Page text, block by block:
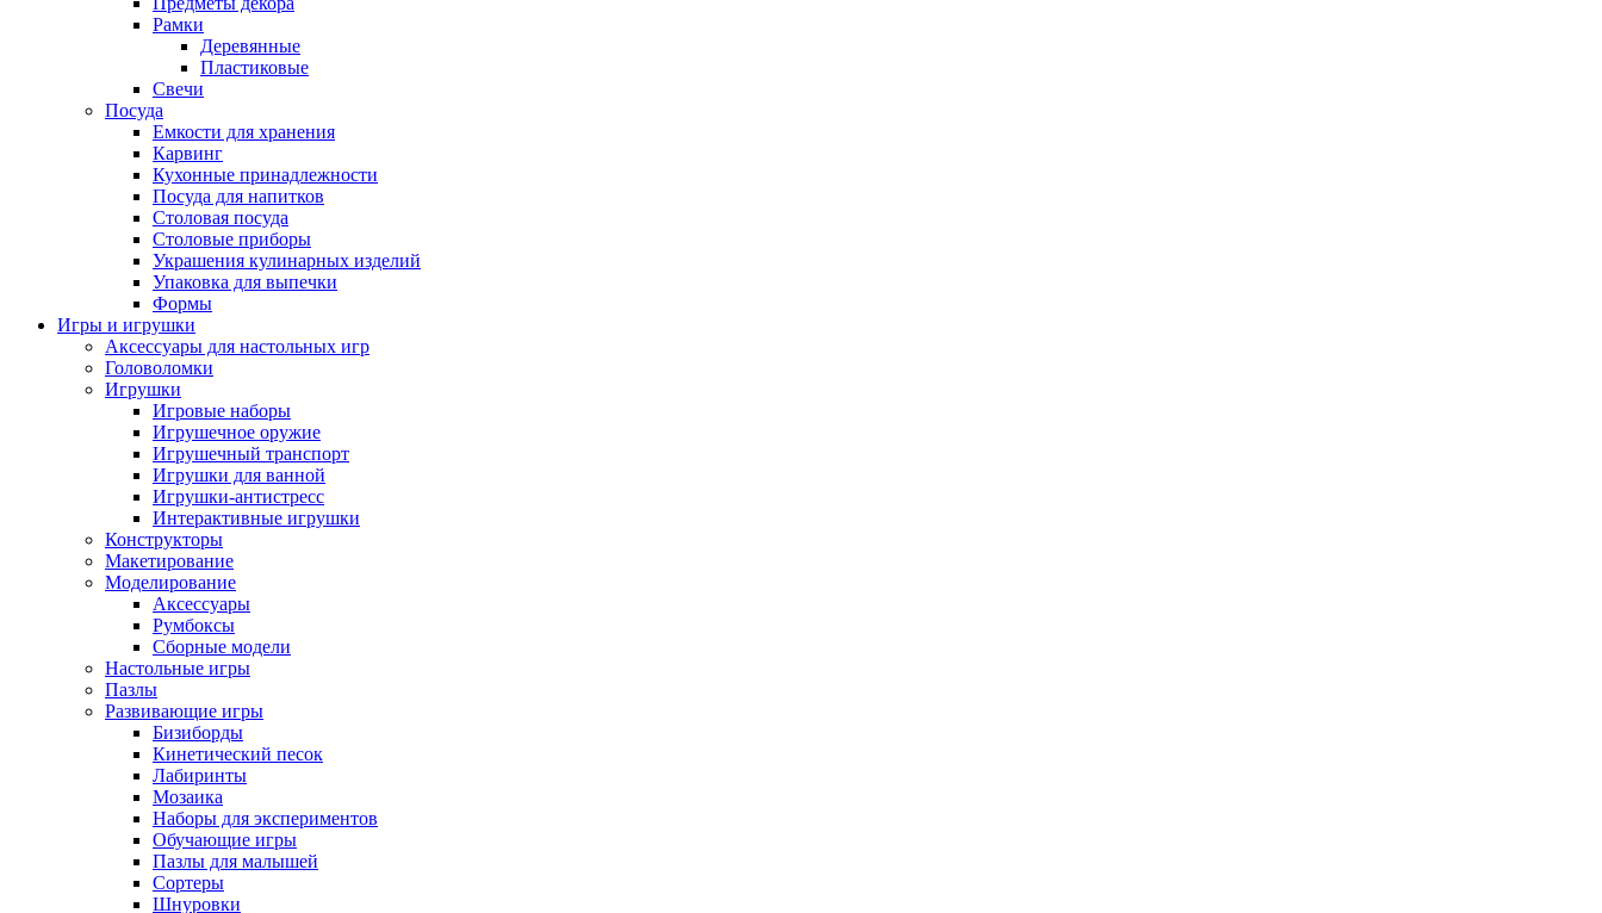
Рамки
Деревянные
Пластиковые
Свечи
Посуда
Емкости для хранения
Карвинг
Кухонные принадлежности
Посуда для напитков
Столовая посуда
Столовые приборы
Украшения кулинарных изделий
Упаковка для выпечки
Формы
Игры и игрушки
Аксессуары для настольных игр
Головоломки
Игрушки
Игровые наборы
Игрушечное оружие
Игрушечный транспорт
Игрушки для ванной
Игрушки-антистресс
Интерактивные игрушки
Конструкторы
Макетирование
Моделирование
Аксессуары
Румбоксы
Сборные модели
Настольные игры
Пазлы
Развивающие игры
Бизиборды
Кинетический песок
Лабиринты
Мозаика
Наборы для экспериментов
Обучающие игры
Пазлы для малышей
Сортеры
Шнуровки